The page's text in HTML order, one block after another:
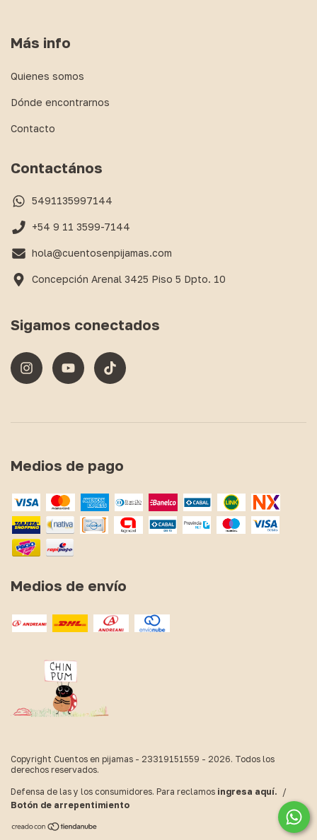
Más info
Quienes somos
Dónde encontrarnos
Contacto
Contactános
5491135997144
+54 9 11 3599-7144
hola@cuentosenpijamas.com
Concepción Arenal 3425 Piso 5 Dpto. 10
Sigamos conectados
Medios de pago
Medios de envío
Copyright Cuentos en pijamas - 23319151559 - 2026. Todos los
derechos reservados.
Defensa de las y los consumidores. Para reclamos ingresa aquí.
/
Botón de arrepentimiento